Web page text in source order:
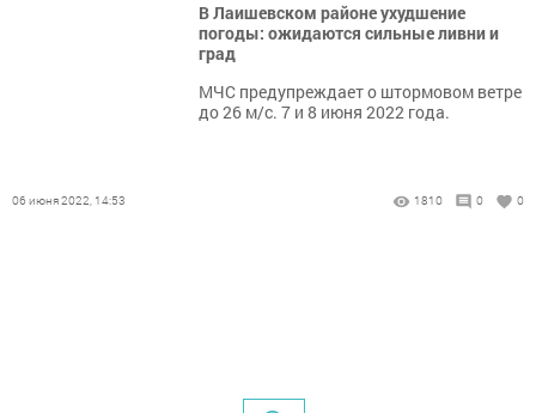
В Лаишевском районе ухудшение
погоды: ожидаются сильные ливни и
град
МЧС предупреждает о штормовом ветре
до 26 м/с. 7 и 8 июня 2022 года.
06 июня 2022, 14:53 1810 0 0